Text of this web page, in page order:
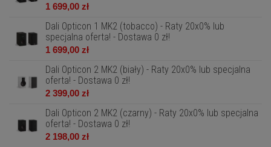
1 699,00 zł
Dali Opticon 1 MK2 (tobacco) - Raty 20x0% lub
specjalna oferta! - Dostawa 0 zł!
1 699,00 zł
Dali Opticon 2 MK2 (biały) - Raty 20x0% lub specjalna
oferta! - Dostawa 0 zł!
2 399,00 zł
Dali Opticon 2 MK2 (czarny) - Raty 20x0% lub specjalna
oferta! - Dostawa 0 zł!
2 198,00 zł